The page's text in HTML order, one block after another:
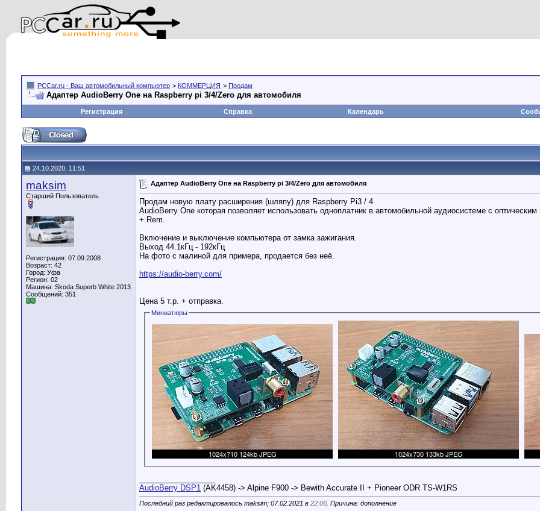
PCCar.ru - Ваш автомобильный компьютер > КОММЕРЦИЯ > Продам
Адаптер AudioBerry One на Raspberry pi 3/4/Zero для автомобиля
Регистрация Справка Календарь
24.10.2020, 11:51
maksim
Старший Пользователь
Регистрация: 07.09.2008
Возраст: 42
Город: Уфа
Регион: 02
Машина: Skoda Superb White 2013
Сообщений: 351
Адаптер AudioBerry One на Raspberry pi 3/4/Zero для автомобиля
Продам новую плату расширения (шляпу) для Raspberry Pi3 / 4
AudioBerry One которая позволяет использовать одноплатник в автомобильной аудиосистеме с
+ Rem.
Включение и выключение компьютера от замка зажигания.
Выход 44.1кГц - 192кГц
На фото с малиной для примера, продается без неё.
https://audio-berry.com/
Цена 5 т.р. + отправка.
Миниатюры
AudioBerry DSP1 (AK4458) -> Alpine F900 -> Bewith Accurate II + Pioneer ODR TS-W1RS
Последний раз редактировалось maksim; 07.02.2021 в 22:06 . Причина: дополнение